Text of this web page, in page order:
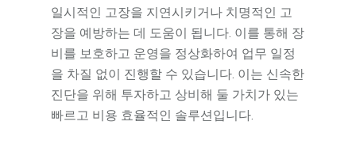
일시적인 고장을 지연시키거나 치명적인 고
장을 예방하는 데 도움이 됩니다. 이를 통해 장
비를 보호하고 운영을 정상화하여 업무 일정
을 차질 없이 진행할 수 있습니다. 이는 신속한
진단을 위해 투자하고 상비해 둘 가치가 있는
빠르고 비용 효율적인 솔루션입니다.